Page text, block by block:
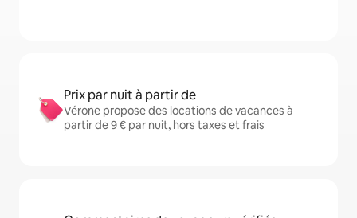
Prix par nuit à partir de
Vérone propose des locations de vacances à
partir de 9 € par nuit, hors taxes et frais